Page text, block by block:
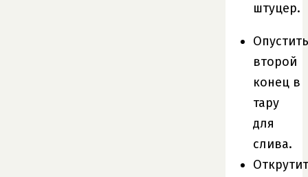
штуцер.
Опустить
второй
конец в
тару
для
слива.